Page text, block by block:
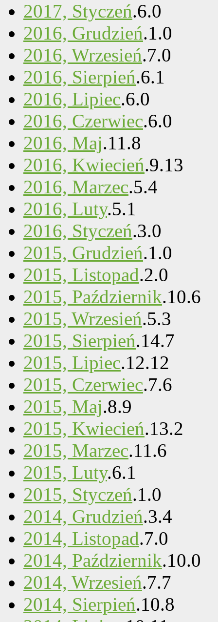
2017, Styczeń.6.0
2016, Grudzień.1.0
2016, Wrzesień.7.0
2016, Sierpień.6.1
2016, Lipiec.6.0
2016, Czerwiec.6.0
2016, Maj.11.8
2016, Kwiecień.9.13
2016, Marzec.5.4
2016, Luty.5.1
2016, Styczeń.3.0
2015, Grudzień.1.0
2015, Listopad.2.0
2015, Październik.10.6
2015, Wrzesień.5.3
2015, Sierpień.14.7
2015, Lipiec.12.12
2015, Czerwiec.7.6
2015, Maj.8.9
2015, Kwiecień.13.2
2015, Marzec.11.6
2015, Luty.6.1
2015, Styczeń.1.0
2014, Grudzień.3.4
2014, Listopad.7.0
2014, Październik.10.0
2014, Wrzesień.7.7
2014, Sierpień.10.8